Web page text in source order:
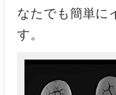
なたでも簡単に
す。